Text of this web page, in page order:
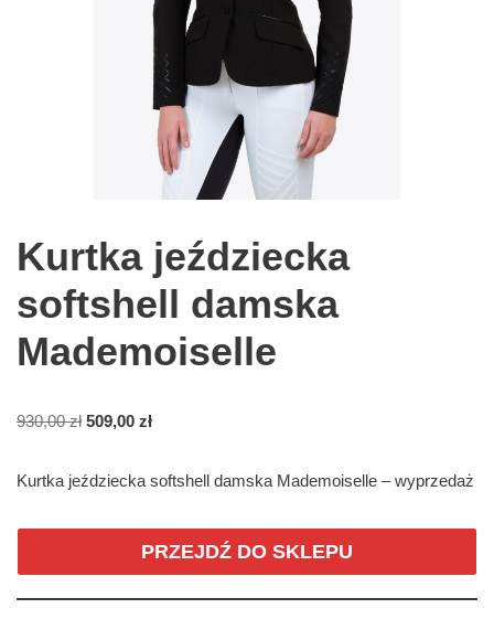
Kurtka jeździecka
softshell damska
Mademoiselle
930,00zł 509,00 zł
Kurtka jeździecka softshell damska Mademoiselle – wyprzedaż
PRZEJDŹ DO SKLEPU